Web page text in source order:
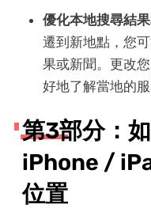
優化本地搜尋結果
遷到新地點，您
果或新聞。更改
好地了解當地的服
第3部分：
iPhone /
位置